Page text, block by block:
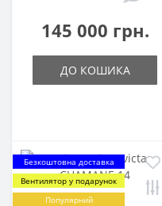
145 000 грн.
ДО КОШИКА
Безкоштовна доставка
Вентилятор у подарунок
Популярний